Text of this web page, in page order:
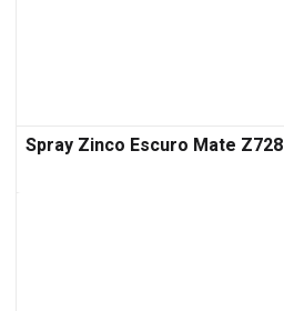
Spray Zinco Escuro Mate Z728